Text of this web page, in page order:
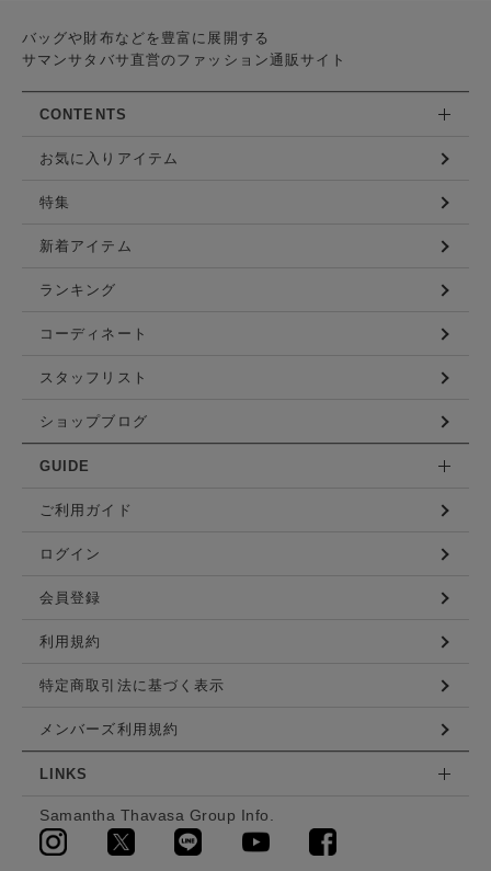
バッグや財布などを豊富に展開する
サマンサタバサ直営のファッション通販サイト
CONTENTS
お気に入りアイテム
特集
新着アイテム
ランキング
コーディネート
スタッフリスト
ショップブログ
GUIDE
ご利用ガイド
ログイン
会員登録
利用規約
特定商取引法に基づく表示
メンバーズ利用規約
LINKS
Samantha Thavasa Group Info.